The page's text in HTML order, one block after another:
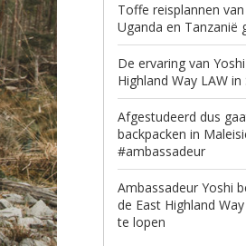
Toffe reisplannen
Uganda en Tanzanië
De ervaring van
Highland Way LAW
Afgestudeerd dus
backpacken in
#ambassadeur
Ambassadeur Yoshi
de East Highland
te lopen